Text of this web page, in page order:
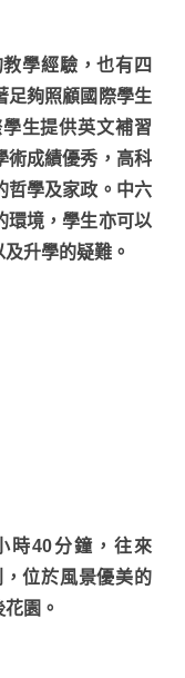
學經驗，也有四
足夠照顧國際學生
生提供英文補習
術成績優秀，高科
哲學及家政。中六
環境，學生亦可以
升學的疑難。
時40分鐘，往來
位於風景優美的
園。